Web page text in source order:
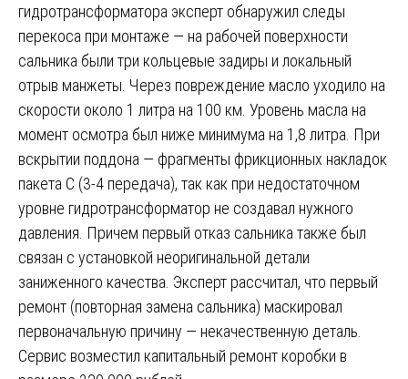
гидротрансформатора эксперт обнаружил следы
перекоса при монтаже — на рабочей поверхности
сальника были три кольцевые задиры и локальный
отрыв манжеты. Через повреждение масло уходило на
скорости около 1 литра на 100 км. Уровень масла на
момент осмотра был ниже минимума на 1,8 литра. При
вскрытии поддона — фрагменты фрикционных накладок
пакета C (3-4 передача), так как при недостаточном
уровне гидротрансформатор не создавал нужного
давления. Причем первый отказ сальника также был
связан с установкой неоригинальной детали
заниженного качества. Эксперт рассчитал, что первый
ремонт (повторная замена сальника) маскировал
первоначальную причину — некачественную деталь.
Сервис возместил капитальный ремонт коробки в